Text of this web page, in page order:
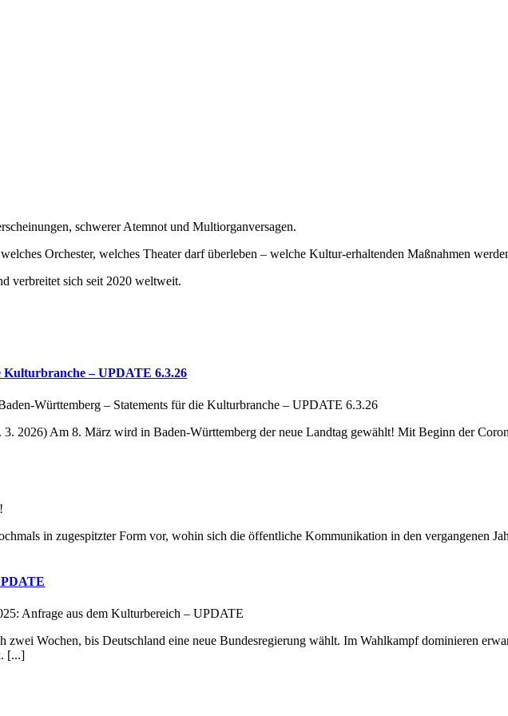
schwerer Atemnot und Multiorganversagen.
Orchester, welches Theater darf überleben – welche Kultur-erhaltenden Maßnahmen
verbreitet sich seit 2020 weltweit.
– UPDATE 6.3.26
Württemberg – Statements für die Kulturbranche – UPDATE 6.3.26
2026) Am 8. März wird in Baden-Württemberg der neue Landtag gewählt! Mit Beginn der
in zugespitzter Form vor, wohin sich die öffentliche Kommunikation in den vergangenen
Anfrage aus dem Kulturbereich – UPDATE
Wochen, bis Deutschland eine neue Bundesregierung wählt. Im Wahlkampf dominieren
[...]